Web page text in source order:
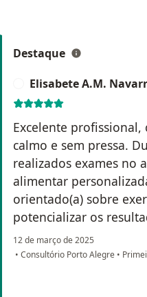
Destaque
Elisabete A.M.
Excelente
calmo e sem pressa.
realizados exames no
alimentar
orientado(a) sobre
potencializar os
12 de março de 2025
• Consultório Porto Alegre •